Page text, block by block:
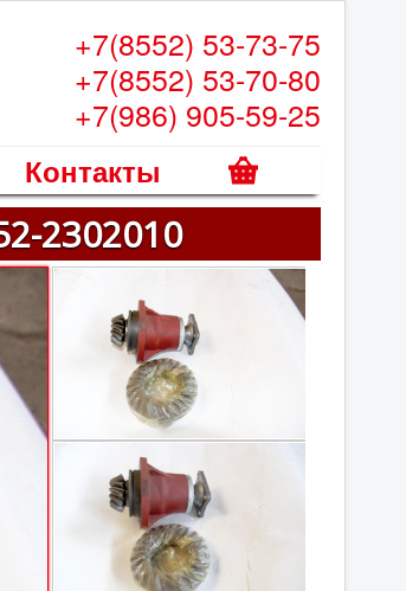
+7(8552) 53-73-75
+7(8552) 53-70-80
+7(986) 905-59-25
Контакты
о
2302010